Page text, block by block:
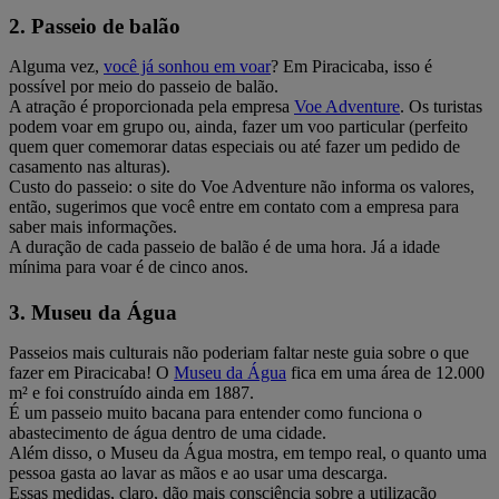
2. Passeio de balão
Alguma vez, você já sonhou em voar? Em Piracicaba, isso é
possível por meio do passeio de balão.
A atração é proporcionada pela empresa Voe Adventure. Os turistas
podem voar em grupo ou, ainda, fazer um voo particular (perfeito
quem quer comemorar datas especiais ou até fazer um pedido de
casamento nas alturas).
Custo do passeio: o site do Voe Adventure não informa os valores,
então, sugerimos que você entre em contato com a empresa para
saber mais informações.
A duração de cada passeio de balão é de uma hora. Já a idade
mínima para voar é de cinco anos.
3. Museu da Água
Passeios mais culturais não poderiam faltar neste guia sobre o que
fazer em Piracicaba! O Museu da Água fica em uma área de 12.000
m² e foi construído ainda em 1887.
É um passeio muito bacana para entender como funciona o
abastecimento de água dentro de uma cidade.
Além disso, o Museu da Água mostra, em tempo real, o quanto uma
pessoa gasta ao lavar as mãos e ao usar uma descarga.
Essas medidas, claro, dão mais consciência sobre a utilização